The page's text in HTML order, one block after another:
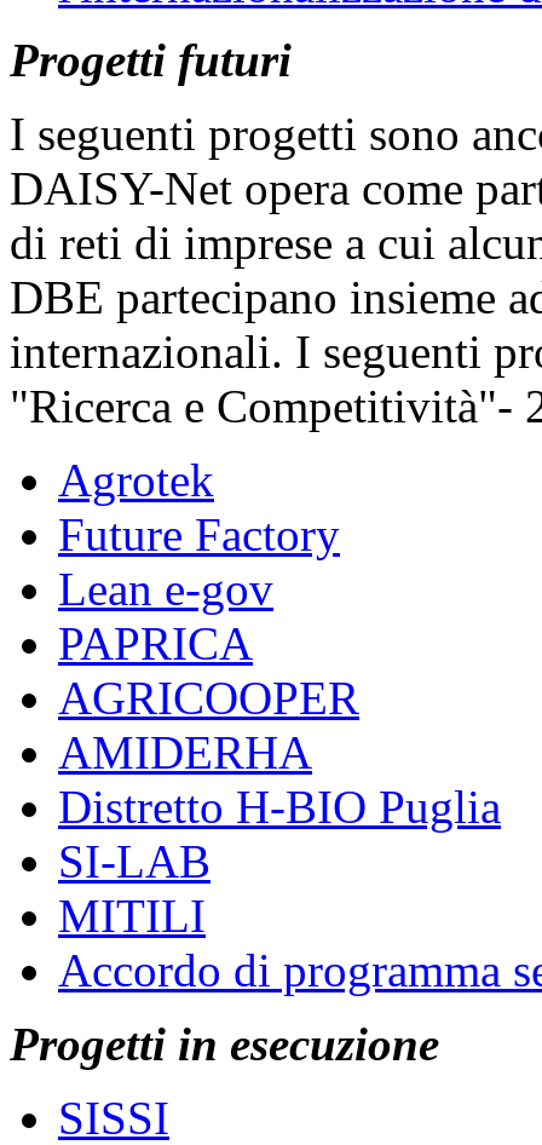
Progetti futuri
I seguenti progetti sono
DAISY-Net opera come
di reti di imprese a cui
DBE partecipano insieme
internazionali. I seguenti
"Ricerca e Competitività"-
Agrotek
Future Factory
Lean e-gov
PAPRICA
AGRICOOPER
AMIDERHA
Distretto H-BIO Puglia
SI-LAB
MITILI
Accordo di programma
Progetti in esecuzione
SISSI